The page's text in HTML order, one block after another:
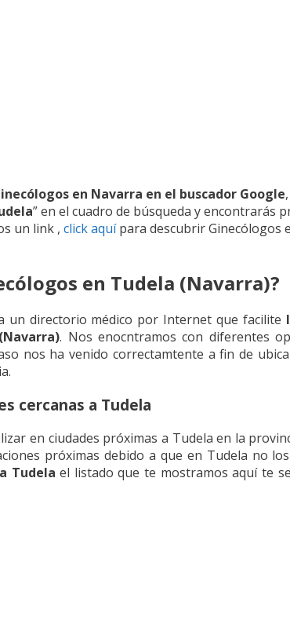
en Navarra en el buscador Google
” en el cuadro de búsqueda y encontrarás
un link , click aquípara descubrir Ginecólogos
en Tudela (Navarra)?
un directorio médico por Internet que facilite
. Nos enocntramos con diferentes
nos ha venido correctamtente a fin de
cercanas a Tudela
en ciudades próximas a Tudela en la
próximas debido a que en Tudela no
Tudela el listado que te mostramos aquí te